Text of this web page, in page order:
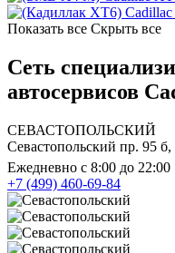
Показать все Скрыть все
Сеть
автосервисов
СЕВАСТОПОЛЬСКИЙ
Севастопольский пр. 95 б,
Ежедневно с 8:00 до 22:00
+7 (499) 460-69-84